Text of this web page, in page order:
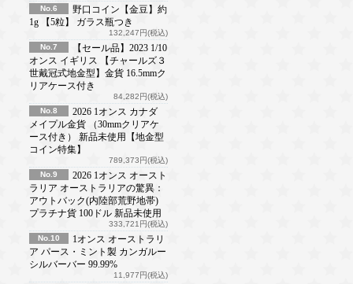
No.6
野口コイン【金豆】約
1g 【5粒】 ガラス瓶つき
132,247円(税込)
No.7
【セール品】2023 1/10
オンス イギリス 【チャールズ３
世戴冠式地金型】金貨 16.5mmク
リアケース付き
84,282円(税込)
No.8
2026 1オンス カナダ
メイプル金貨 （30mmクリアケ
ース付き） 新品未使用【地金型
コイン特集】
789,373円(税込)
No.9
2026 1オンス オースト
ラリア オーストラリアの驚異：
アウトバック(内陸部荒野地帯)
プラチナ貨 100ドル 新品未使用
333,721円(税込)
No.10
1オンス オーストラリ
ア パース・ミント製 カンガルー
シルバーバー 99.99%
11,977円(税込)